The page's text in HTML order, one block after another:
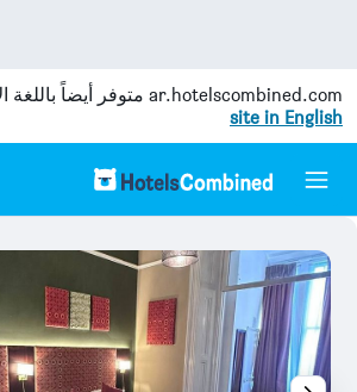
ar.hotelscombined.com متوفر أيضاً باللغة
site in English